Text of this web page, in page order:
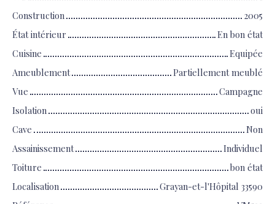
Construction
2005
État intérieur
En bon état
Cuisine
Equipée
Ameublement
Partiellement meublé
Vue
Campagne
Isolation
oui
Cave
Non
Assainissement
Individuel
Toiture
bon état
Localisation
Grayan-et-l'Hôpital 33590